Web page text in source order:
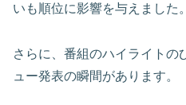
いも順位に影響を与えました。
さらに、番組のハイライトの
ュー発表の瞬間があります。